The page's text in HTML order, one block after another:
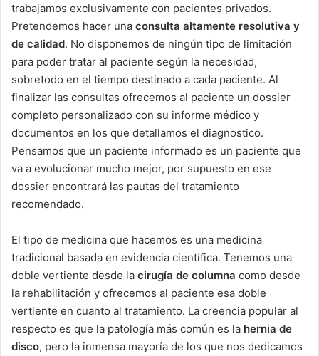
trabajamos exclusivamente con pacientes privados.
Pretendemos hacer una consulta altamente resolutiva y
de calidad. No disponemos de ningún tipo de limitación
para poder tratar al paciente según la necesidad,
sobretodo en el tiempo destinado a cada paciente. Al
finalizar las consultas ofrecemos al paciente un dossier
completo personalizado con su informe médico y
documentos en los que detallamos el diagnostico.
Pensamos que un paciente informado es un paciente que
va a evolucionar mucho mejor, por supuesto en ese
dossier encontrará las pautas del tratamiento
recomendado.
El tipo de medicina que hacemos es una medicina
tradicional basada en evidencia científica. Tenemos una
doble vertiente desde la cirugía de columna como desde
la rehabilitación y ofrecemos al paciente esa doble
vertiente en cuanto al tratamiento. La creencia popular al
respecto es que la patología más común es la hernia de
disco, pero la inmensa mayoría de los que nos dedicamos